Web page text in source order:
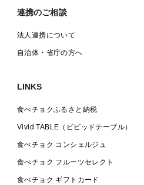
連携のご相談
法人連携について
自治体・省庁の方へ
LINKS
食べチョクふるさと納税
Vivid TABLE（ビビッドテーブル）
食べチョク コンシェルジュ
食べチョク フルーツセレクト
食べチョク ギフトカード